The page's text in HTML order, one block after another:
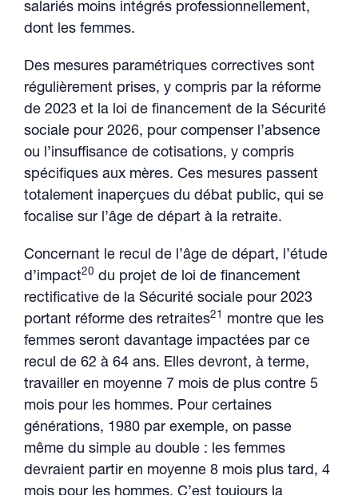
salariés moins intégrés professionnellement,
dont les femmes.
Des mesures paramétriques correctives sont
régulièrement prises, y compris par la réforme
de 2023 et la loi de financement de la Sécurité
sociale pour 2026, pour compenser l’absence
ou l’insuffisance de cotisations, y compris
spécifiques aux mères. Ces mesures passent
totalement inaperçues du débat public, qui se
focalise sur l’âge de départ à la retraite.
Concernant le recul de l’âge de départ, l’étude
d’impact20 du projet de loi de financement
rectificative de la Sécurité sociale pour 2023
portant réforme des retraites21
montre que les
femmes seront davantage impactées par ce
recul de 62 à 64 ans. Elles devront, à terme,
travailler en moyenne 7 mois de plus contre 5
mois pour les hommes. Pour certaines
générations, 1980 par exemple, on passe
même du simple au double : les femmes
devraient partir en moyenne 8 mois plus tard, 4